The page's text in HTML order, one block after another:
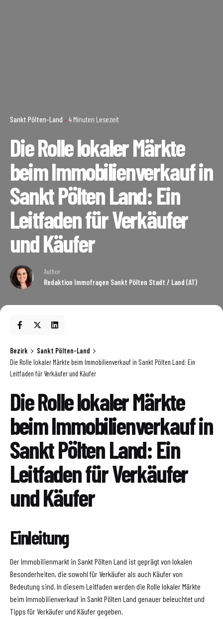
Sankt Pölten-Land 4 Minuten Lesezeit
Die Rolle lokaler Märkte
beim Immobilienverkauf in
Sankt Pölten Land: Ein
Leitfaden für Verkäufer
und Käufer
Author
Redaktion Immofragen Sankt Pölten Stadt / Land (AT)
Bezirk
Sankt Pölten-Land
Die Rolle lokaler Märkte beim Immobilienverkauf in Sankt Pölten Land: Ein
Leitfaden für Verkäufer und Käufer
Die Rolle lokaler Märkte
beim Immobilienverkauf in
Sankt Pölten Land: Ein
Leitfaden für Verkäufer
und Käufer
Einleitung
Der Immobilienmarkt in Sankt Pölten Land ist geprägt von lokalen
Besonderheiten, die sowohl für Verkäufer als auch Käufer von
Bedeutung sind. In diesem Leitfaden werden die Rolle lokaler Märkte
beim Immobilienverkauf in Sankt Pölten Land genauer beleuchtet und
Tipps für Verkäufer und Käufer gegeben.